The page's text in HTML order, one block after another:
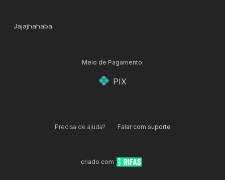
Jajajhahaba
Meio de Pagamento:
PIX
Precisa de ajuda? Falar com suporte
criado com